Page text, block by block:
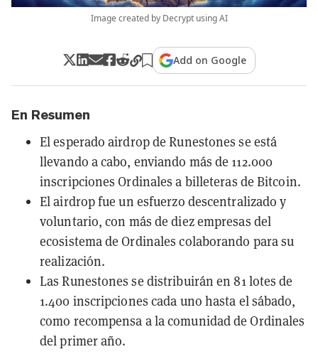
Image created by Decrypt using AI
Add on Google
En Resumen
El esperado airdrop de Runestones se está
llevando a cabo, enviando más de 112.000
inscripciones Ordinales a billeteras de Bitcoin.
El airdrop fue un esfuerzo descentralizado y
voluntario, con más de diez empresas del
ecosistema de Ordinales colaborando para su
realización.
Las Runestones se distribuirán en 81 lotes de
1.400 inscripciones cada uno hasta el sábado,
como recompensa a la comunidad de Ordinales
del primer año.